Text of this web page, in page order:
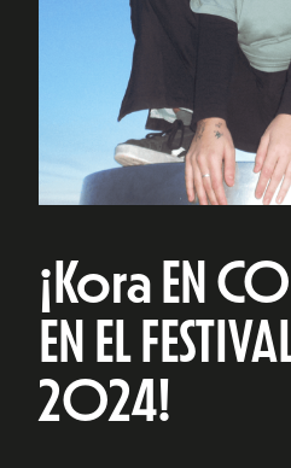
¡Kora EN
EN EL
2024!